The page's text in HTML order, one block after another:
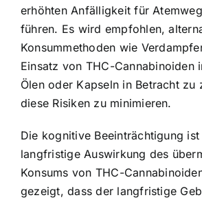
erhöhten Anfälligkeit für
führen. Es wird empfohlen,
Konsummethoden wie
Einsatz von THC-Cannabinoiden
Ölen oder Kapseln in Betracht zu
diese Risiken zu minimieren.
Die kognitive Beeinträchtigung
langfristige Auswirkung des
Konsums von THC-
gezeigt, dass der langfristige